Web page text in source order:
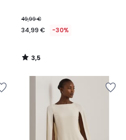
49,99 €
34,99 € -30%
3,5
/